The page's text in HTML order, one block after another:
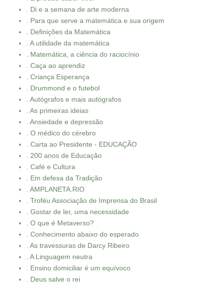
. Di e a semana de arte moderna
. Para que serve a matemática e sua origem
. Definições da Matemática
. A utilidade da matemática
. Matemática, a ciência do raciocínio
. Caça ao aprendiz
. Criança Esperança
. Drummond e o futebol
. Autógrafos e mais autógrafos
. As primeiras ideias
. Ansiedade e depressão
. O médico do cérebro
. Carta ao Presidente - EDUCAÇÃO
. 200 anos de Educação
. Café e Cultura
. Em defesa da Tradição
. AMPLANETA.RIO
. Troféu Associação de Imprensa do Brasil
. Gostar de ler, uma necessidade
. O que é Metaverso?
. Conhecimento abaixo do esperado
. As travessuras de Darcy Ribeiro
. A Linguagem neutra
. Ensino domiciliar é um equívoco
. Deus salve o rei